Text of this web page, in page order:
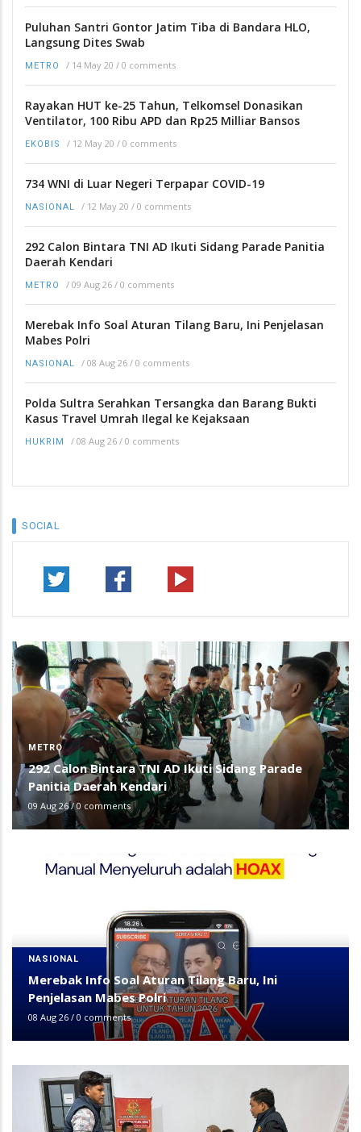
Puluhan Santri Gontor Jatim Tiba di Bandara HLO,
Langsung Dites Swab
METRO / 14 May 20 / 0 comments
Rayakan HUT ke-25 Tahun, Telkomsel Donasikan
Ventilator, 100 Ribu APD dan Rp25 Milliar Bansos
EKOBIS / 12 May 20 / 0 comments
734 WNI di Luar Negeri Terpapar COVID-19
NASIONAL / 12 May 20 / 0 comments
292 Calon Bintara TNI AD Ikuti Sidang Parade Panitia
Daerah Kendari
METRO / 09 Aug 26 / 0 comments
Merebak Info Soal Aturan Tilang Baru, Ini Penjelasan
Mabes Polri
NASIONAL / 08 Aug 26 / 0 comments
Polda Sultra Serahkan Tersangka dan Barang Bukti
Kasus Travel Umrah Ilegal ke Kejaksaan
HUKRIM / 08 Aug 26 / 0 comments
SOCIAL
METRO
292 Calon Bintara TNI AD Ikuti Sidang Parade
Panitia Daerah Kendari
09 Aug 26/0 comments
NASIONAL
Merebak Info Soal Aturan Tilang Baru, Ini
Penjelasan Mabes Polri
08 Aug 26 / 0 comments